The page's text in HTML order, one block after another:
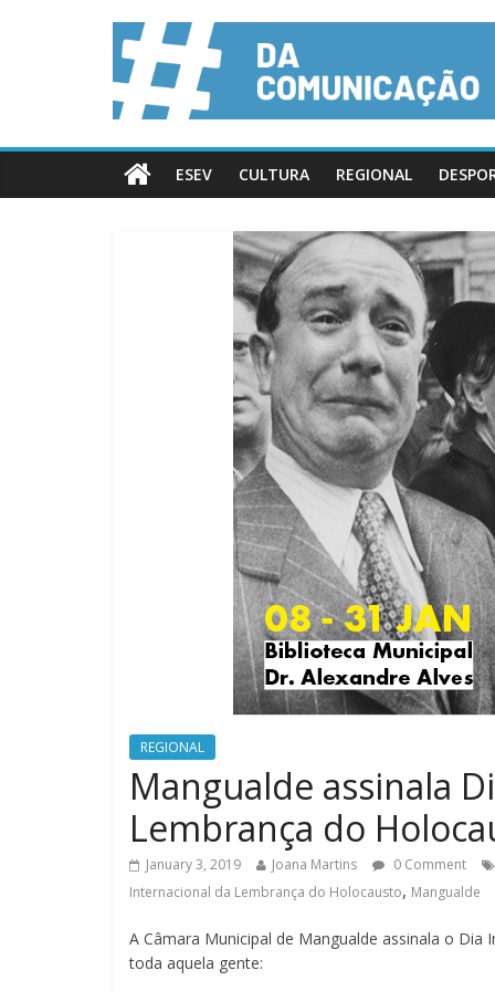
ESEV CULTURA REGIONAL
REGIONAL
Mangualde assinala
Lembrança do
January 3, 2019 Joana Martins 0 Comment
Internacional da Lembrança do Holocausto, Mangualde
A Câmara Municipal de Mangualde assinala o
toda aquela gente: